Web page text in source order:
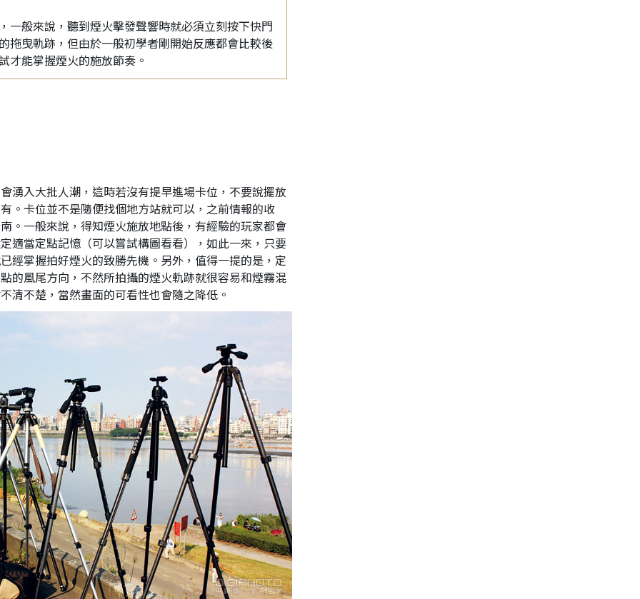
一般來說，聽到煙火擊發聲響時就必須立刻按下快門
拖曳軌跡，但由於一般初學者剛開始反應都會比較後
才能掌握煙火的施放節奏。
湧入大批人潮，這時若沒有提早進場卡位，不要說擺放
。卡位並不是隨便找個地方站就可以，之前情報的收
。一般來說，得知煙火施放地點後，有經驗的玩家都會
適當定點記憶（可以嘗試構圖看看），如此一來，只要
經掌握拍好煙火的致勝先機。另外，值得一提的是，定
的風尾方向，不然所拍攝的煙火軌跡就很容易和煙霧混
清不楚，當然畫面的可看性也會隨之降低。